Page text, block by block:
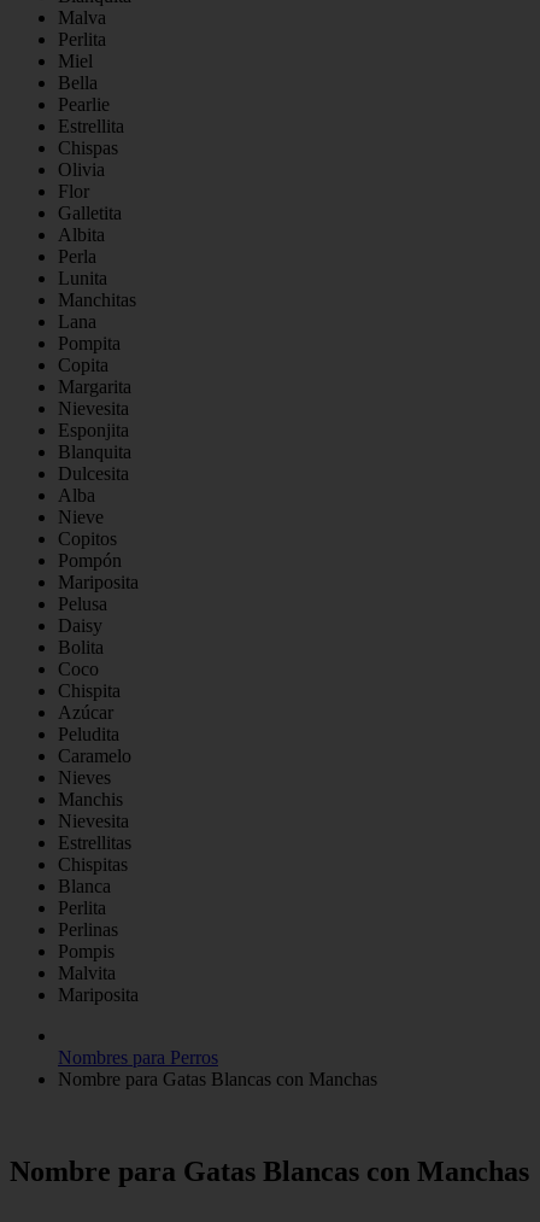
Malva
Perlita
Miel
Bella
Pearlie
Estrellita
Chispas
Olivia
Flor
Galletita
Albita
Perla
Lunita
Manchitas
Lana
Pompita
Copita
Margarita
Nievesita
Esponjita
Blanquita
Dulcesita
Alba
Nieve
Copitos
Pompón
Mariposita
Pelusa
Daisy
Bolita
Coco
Chispita
Azúcar
Peludita
Caramelo
Nieves
Manchis
Nievesita
Estrellitas
Chispitas
Blanca
Perlita
Perlinas
Pompis
Malvita
Mariposita
Nombres para Perros
Nombre para Gatas Blancas con Manchas
Nombre para Gatas Blancas con Manchas